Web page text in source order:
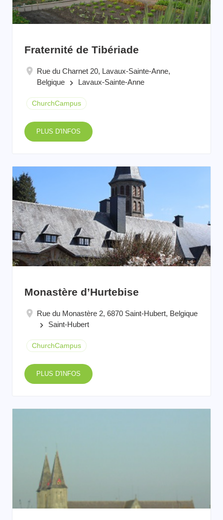
Fraternité de Tibériade
Rue du Charnet 20, Lavaux-Sainte-Anne,
Belgique
keyboard_arrow_right Lavaux-Sainte-Anne
ChurchCampus
PLUS D'INFOS
Monastère d’Hurtebise
Rue du Monastère 2, 6870 Saint-Hubert, Belgique
keyboard_arrow_right Saint-Hubert
ChurchCampus
PLUS D'INFOS